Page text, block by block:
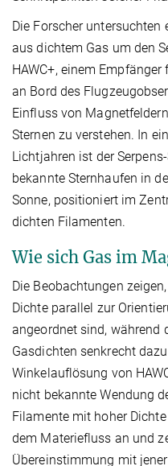
Die Forscher
aus dichtem Gas um den
HAWC+, einem
an Bord des
Einfluss von
Sternen zu verstehen. In
Lichtjahren ist der
bekannte Sternhaufen in
Sonne, positioniert im
dichten Filamenten.
Wie sich Gas im
Die Beobachtungen
Dichte parallel zur
angeordnet sind, während
Gasdichten senkrecht
Winkelauflösung von
nicht bekannte Wendung
Filamente mit hoher
dem Materiefluss an und
Übereinstimmung mit